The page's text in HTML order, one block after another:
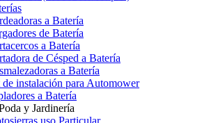
a Batería
de Batería
a Batería
de Césped a Batería
a Batería
instalación para Automower
a Batería
y Jardinería
uso Particular